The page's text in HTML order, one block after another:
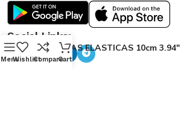
Social Links:
VENDAS ELASTICAS 10cm 3.94″
MenuWishlistCompare
0
Cart